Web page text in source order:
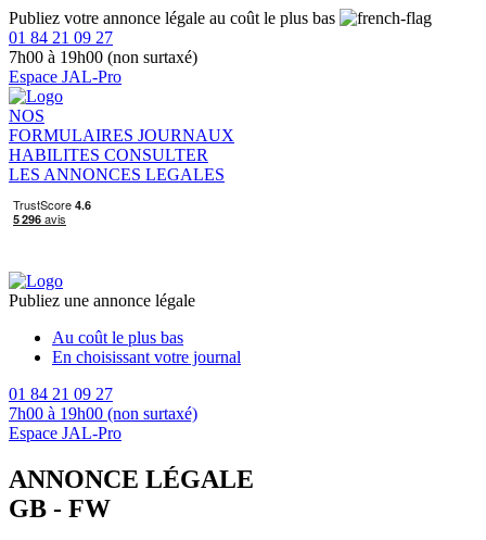
Publiez votre annonce légale au coût le plus bas
01 84 21 09 27
7h00 à 19h00 (non surtaxé)
Espace JAL-Pro
NOS
FORMULAIRES JOURNAUX
HABILITES CONSULTER
LES ANNONCES LEGALES
Publiez une annonce légale
Au coût le plus bas
En choisissant votre journal
01 84 21 09 27
7h00 à 19h00 (non surtaxé)
Espace JAL-Pro
ANNONCE LÉGALE
GB - FW